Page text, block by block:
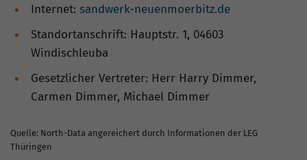
Internet: sandwerk-neuenmoerbitz.de
Standortanschrift: Hauptstr. 1, 04603
Windischleuba
Gesetzlicher Vertreter: Herr Harry Dimmer,
Carmen Dimmer, Michael Dimmer
Quelle: North-Data angereichert durch Informationen der LEG
Thüringen